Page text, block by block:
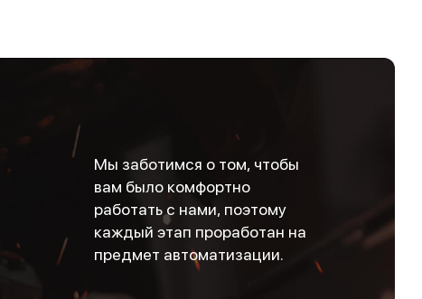
Мы заботимся о том, чтобы
вам было комфортно
работать с нами, поэтому
каждый этап проработан на
предмет автоматизации.